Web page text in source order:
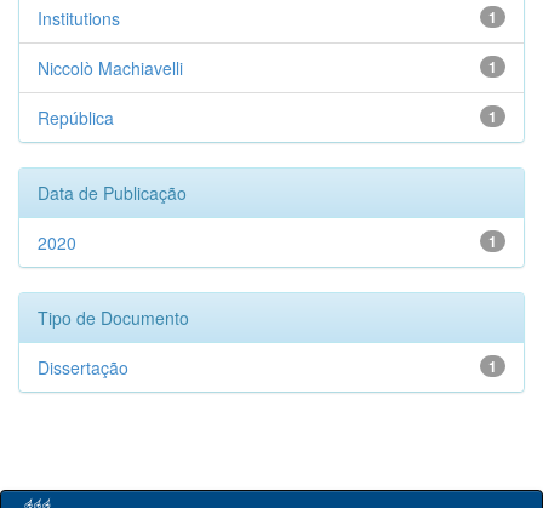
1
Institutions
1
Niccolò Machiavelli
1
República
Data de Publicação
1
2020
Tipo de Documento
1
Dissertação